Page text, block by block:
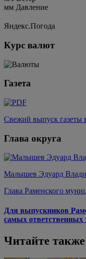
мм Давление
Яндекс.Погода
Курс валют
Газета
Свежий выпуск газеты
Глава округа
Малышев Эдуард
Глава Раменского
Для выпускников
самых ответственных
Читайте также